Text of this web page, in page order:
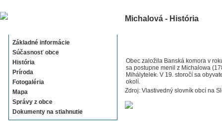
Základné informácie
Súčasnosť obce
História
Príroda
Fotogaléria
Mapa
Správy z obce
Dokumenty na stiahnutie
Michalová - História
Obec založila Banská komora v
sa postupne menil z Michalowa
Mihálytelek. V 19. storočí sa
okolí.
Zdroj: Vlastivedný slovník obcí na